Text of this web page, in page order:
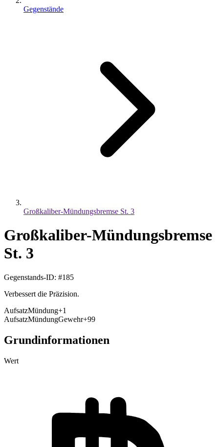
Gegenstände
Großkaliber-Mündungsbremse St. 3
Großkaliber-Mündungsbremse
St. 3
Gegenstands-ID: #185
Verbessert die Präzision.
AufsatzMündung+1
AufsatzMündungGewehr+99
Grundinformationen
Wert